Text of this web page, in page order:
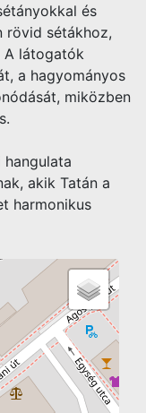
és
rövid sétákhoz,
A látogatók
a hagyományos
miközben
akik Tatán a
harmonikus